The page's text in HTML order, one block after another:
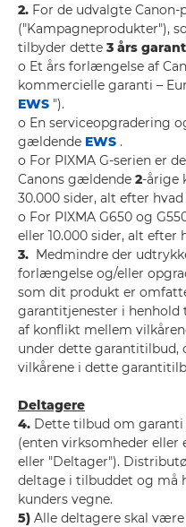
2. For de udvalgte Canon-
("Kampagneprodukter"),
tilbyder dette 3 års
o Et års forlængelse af
kommercielle garanti –
EWS ").
o En serviceopgradering
gældende EWS .
o For PIXMA G-serien er
Canons gældende 2-årige
30.000 sider, alt efter
o For PIXMA G650 og
eller 10.000 sider, alt
3. Medmindre der
forlængelse og/eller
som dit produkt er
garantitjenester i
af konflikt mellem
under dette garantitilbud,
vilkårene i dette
Deltagere
4. Dette tilbud om
(enten virksomheder eller
eller "Deltager").
deltage i tilbuddet og må
kunders vegne.
5) Alle deltagere skal